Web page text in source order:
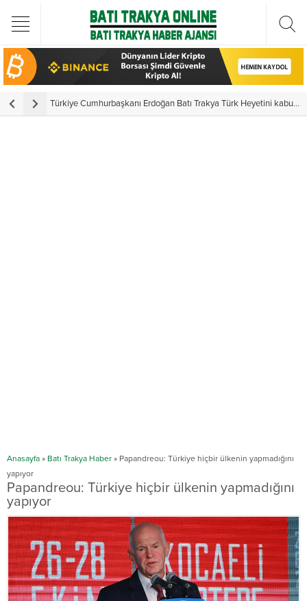
Türkiye Cumhurbaşkanı Erdoğan Batı Trakya Türk Heyetini kabul etti
Anasayfa » Batı Trakya Haber » Papandreou: Türkiye hiçbir ülkenin yapmadığını
yapıyor
Papandreou: Türkiye hiçbir ülkenin yapmadığını
yapıyor